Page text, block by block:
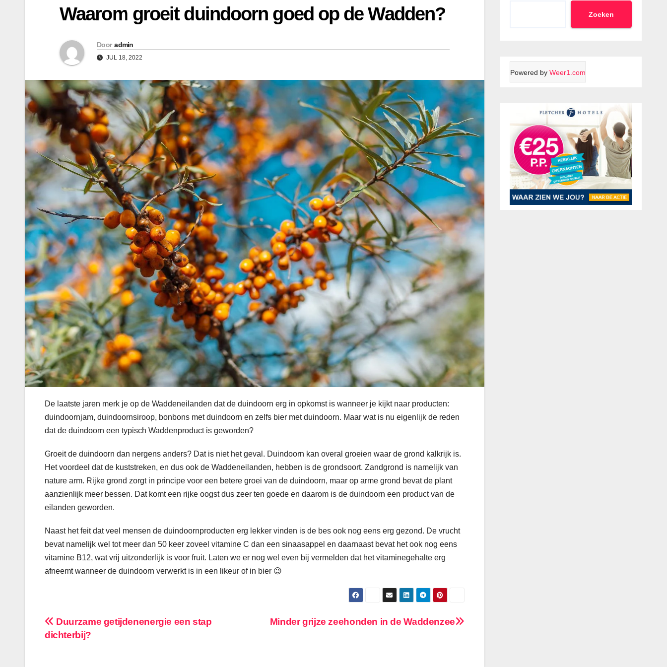
Waarom groeit duindoorn goed op de Wadden?
Door admin
JUL 18, 2022
De laatste jaren merk je op de Waddeneilanden dat de duindoorn erg in opkomst is wanneer je kijkt naar producten:
duindoornjam, duindoornsiroop, bonbons met duindoorn en zelfs bier met duindoorn. Maar wat is nu eigenlijk de reden
dat de duindoorn een typisch Waddenproduct is geworden?
Groeit de duindoorn dan nergens anders? Dat is niet het geval. Duindoorn kan overal groeien waar de grond kalkrijk is.
Het voordeel dat de kuststreken, en dus ook de Waddeneilanden, hebben is de grondsoort. Zandgrond is namelijk van
nature arm. Rijke grond zorgt in principe voor een betere groei van de duindoorn, maar op arme grond bevat de plant
aanzienlijk meer bessen. Dat komt een rijke oogst dus zeer ten goede en daarom is de duindoorn een product van de
eilanden geworden.
Naast het feit dat veel mensen de duindoornproducten erg lekker vinden is de bes ook nog eens erg gezond. De vrucht
bevat namelijk wel tot meer dan 50 keer zoveel vitamine C dan een sinaasappel en daarnaast bevat het ook nog eens
vitamine B12, wat vrij uitzonderlijk is voor fruit. Laten we er nog wel even bij vermelden dat het vitaminegehalte erg
afneemt wanneer de duindoorn verwerkt is in een likeur of in bier 😉
Bericht
navigatie
Minder grijze zeehonden in de Waddenzee
Duurzame getijdenenergie een stap
dichterbij?
Zoeken
Powered by Weer1.com